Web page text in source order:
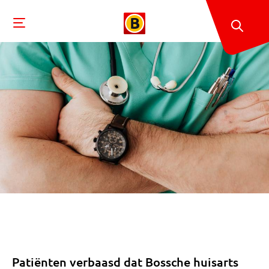
Patiënten verbaasd dat Bossche huisarts